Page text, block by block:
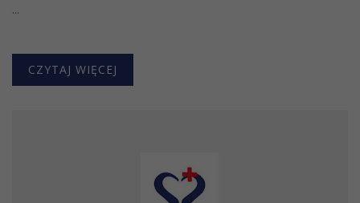
...
CZYTAJ WIĘCEJ